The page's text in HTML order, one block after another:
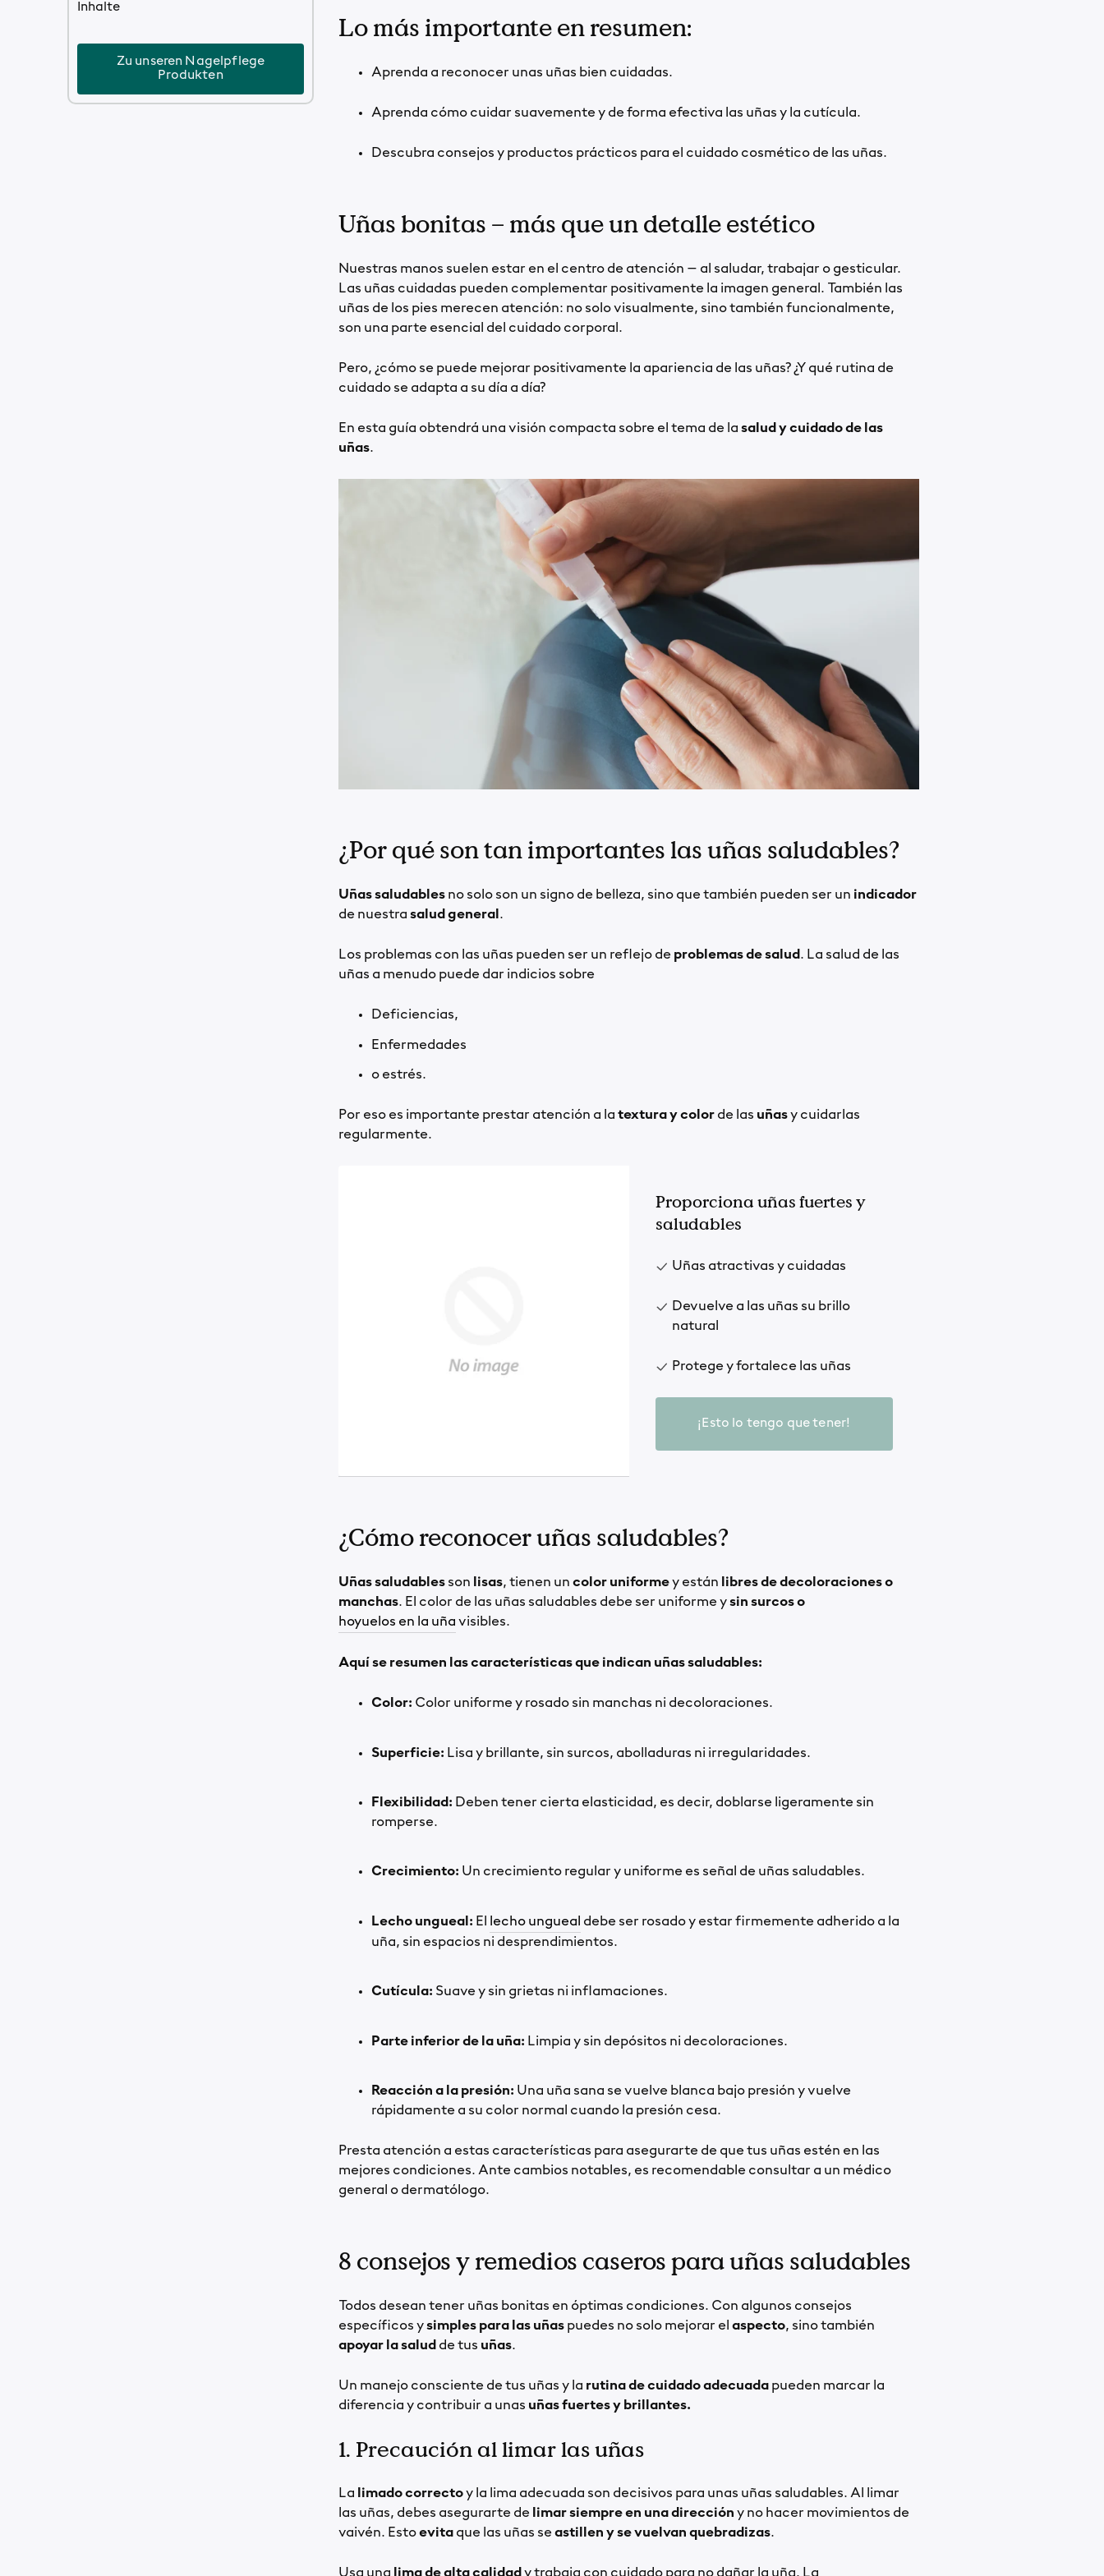
Inhalte
Zu unseren Nagelpflege
Produkten
Lo más importante en resumen:
Aprenda a reconocer unas uñas bien cuidadas.
Aprenda cómo cuidar suavemente y de forma efectiva las uñas y la cutícula.
Descubra consejos y productos prácticos para el cuidado cosmético de las uñas.
Uñas bonitas – más que un detalle estético
Nuestras manos suelen estar en el centro de atención – al saludar, trabajar o gesticular.
Las uñas cuidadas pueden complementar positivamente la imagen general. También las
uñas de los pies merecen atención: no solo visualmente, sino también funcionalmente,
son una parte esencial del cuidado corporal.
Pero, ¿cómo se puede mejorar positivamente la apariencia de las uñas? ¿Y qué rutina de
cuidado se adapta a su día a día?
En esta guía obtendrá una visión compacta sobre el tema de la salud y cuidado de las
uñas.
¿Por qué son tan importantes las uñas saludables?
Uñas saludables no solo son un signo de belleza, sino que también pueden ser un indicador
de nuestra salud general .
Los problemas con las uñas pueden ser un reflejo de problemas de salud . La salud de las
uñas a menudo puede dar indicios sobre
Deficiencias,
Enfermedades
o estrés.
Por eso es importante prestar atención a la textura y color de las uñas y cuidarlas
regularmente.
Proporciona uñas fuertes y
saludables
Uñas atractivas y cuidadas
Devuelve a las uñas su brillo
natural
Protege y fortalece las uñas
¡Esto lo tengo que tener!
¿Cómo reconocer uñas saludables?
Uñas saludables son lisas, tienen un color uniforme y están
libres de decoloraciones o
manchas. El color de las uñas saludables debe ser uniforme y sin surcos o
hoyuelos en la uña visibles.
Aquí se resumen las características que indican uñas saludables:
Color: Color uniforme y rosado sin manchas ni decoloraciones.
Superficie: Lisa y brillante, sin surcos, abolladuras ni irregularidades.
Flexibilidad: Deben tener cierta elasticidad, es decir, doblarse ligeramente sin
romperse.
Crecimiento: Un crecimiento regular y uniforme es señal de uñas saludables.
Lecho ungueal: El lecho ungueal debe ser rosado y estar firmemente adherido a la
uña, sin espacios ni desprendimientos.
Cutícula: Suave y sin grietas ni inflamaciones.
Parte inferior de la uña: Limpia y sin depósitos ni decoloraciones.
Reacción a la presión: Una uña sana se vuelve blanca bajo presión y vuelve
rápidamente a su color normal cuando la presión cesa.
Presta atención a estas características para asegurarte de que tus uñas estén en las
mejores condiciones. Ante cambios notables, es recomendable consultar a un médico
general o dermatólogo.
8 consejos y remedios caseros para uñas saludables
Todos desean tener uñas bonitas en óptimas condiciones. Con algunos consejos
específicos y simples para las uñas puedes no solo mejorar el aspecto, sino también
apoyar la salud de tus uñas.
Un manejo consciente de tus uñas y la rutina de cuidado adecuada pueden marcar la
diferencia y contribuir a unas uñas fuertes y brillantes.
1. Precaución al limar las uñas
La limado correcto y la lima adecuada son decisivos para unas uñas saludables. Al limar
las uñas, debes asegurarte de
limar siempre en una dirección y no hacer movimientos de
vaivén. Esto evita que las uñas se astillen y se vuelvan quebradizas.
Usa una lima de alta calidad y trabaja con cuidado para no dañar la uña. La